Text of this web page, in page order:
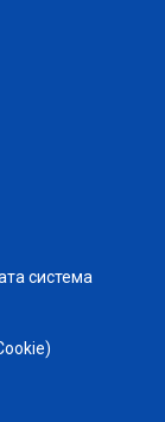
система